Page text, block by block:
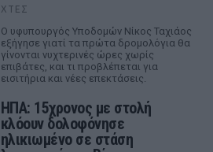
ΧΤΕΣ
Ο υφυπουργός Υποδομών Νίκος Ταχιάος
εξήγησε γιατί τα πρώτα δρομολόγια θα
γίνονται νυχτερινές ώρες χωρίς
επιβάτες, και τι προβλέπεται για
εισιτήρια και νέες επεκτάσεις.
ΗΠΑ: 15χρονος με στολή
κλόουν δολοφόνησε
ηλικιωμένο σε στάση